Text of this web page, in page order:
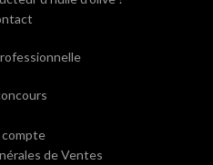
de Ventes